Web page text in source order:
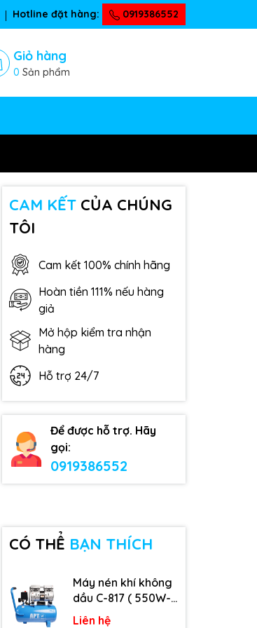
Hotline đặt hàng: 0919386552
Giỏ hàng
0 Sản phẩm
CAM KẾTCỦA CHÚNG
TÔI
Cam kết 100% chính hãng
Hoàn tiền 111% nếu hàng
giả
Mở hộp kiểm tra nhận
hàng
Hỗ trợ 24/7
Để được hỗ trợ. Hãy
gọi:
0919386552
CÓ THỂ BẠN THÍCH
Máy nén khí không
dầu C-817 ( 550W-
9L )
Liên hệ